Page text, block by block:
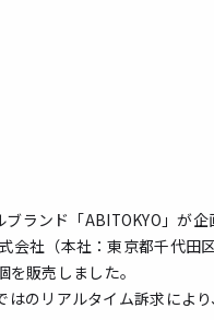
ランド「ABITOKYO」が企
会社（本社：東京都千代田
販売しました。
のリアルタイム訴求によ